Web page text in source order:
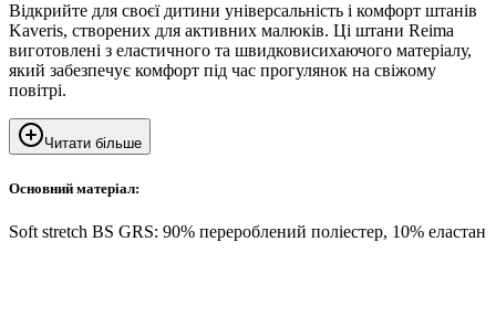
Відкрийте для своєї дитини універсальність і комфорт штанів
Kaveris, створених для активних малюків. Ці штани Reima
виготовлені з еластичного та швидковисихаючого матеріалу,
який забезпечує комфорт під час прогулянок на свіжому
повітрі.
Читати більше
Основний матеріал:
Soft stretch BS GRS: 90% перероблений поліестер, 10% еластан